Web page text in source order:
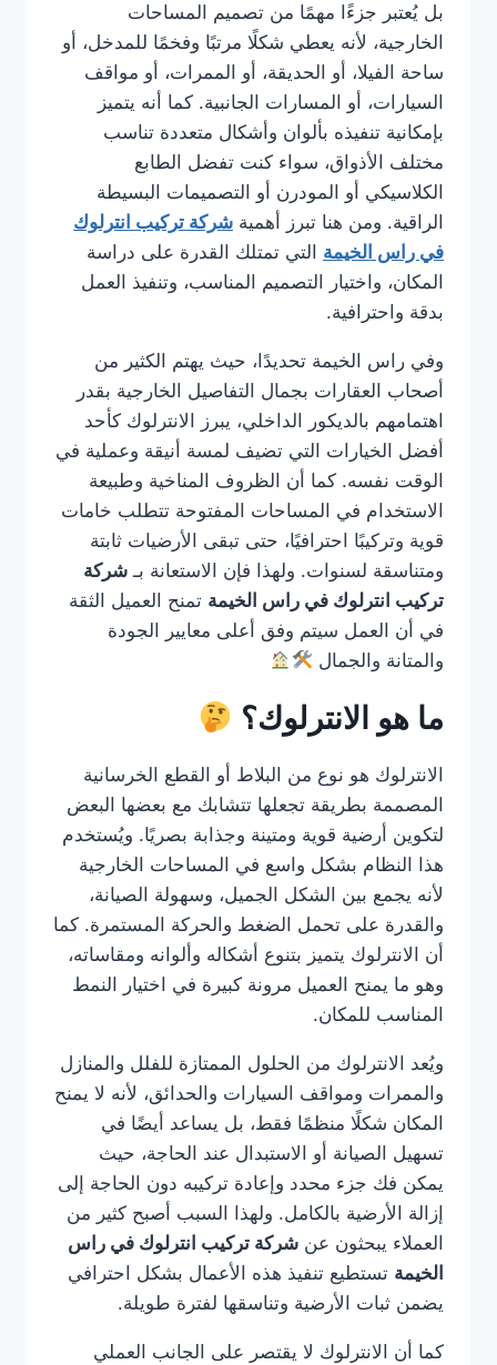
بل يُعتبر جزءًا مهمًا من تصميم المساحات
الخارجية، لأنه يعطي شكلًا مرتبًا وفخمًا للمدخل، أو
ساحة الفيلا، أو الحديقة، أو الممرات، أو مواقف
السيارات، أو المسارات الجانبية. كما أنه يتميز
بإمكانية تنفيذه بألوان وأشكال متعددة تناسب
مختلف الأذواق، سواء كنت تفضل الطابع
الكلاسيكي أو المودرن أو التصميمات البسيطة
الراقية. ومن هنا تبرز أهمية شركة تركيب انترلوك
في راس الخيمة التي تمتلك القدرة على دراسة
المكان، واختيار التصميم المناسب، وتنفيذ العمل
بدقة واحترافية.
وفي راس الخيمة تحديدًا، حيث يهتم الكثير من
أصحاب العقارات بجمال التفاصيل الخارجية بقدر
اهتمامهم بالديكور الداخلي، يبرز الانترلوك كأحد
أفضل الخيارات التي تضيف لمسة أنيقة وعملية في
الوقت نفسه. كما أن الظروف المناخية وطبيعة
الاستخدام في المساحات المفتوحة تتطلب خامات
قوية وتركيبًا احترافيًا، حتى تبقى الأرضيات ثابتة
ومتناسقة لسنوات. ولهذا فإن الاستعانة بـ شركة
تركيب انترلوك في راس الخيمة تمنح العميل الثقة
في أن العمل سيتم وفق أعلى معايير الجودة
والمتانة والجمال
ما هو الانترلوك؟
الانترلوك هو نوع من البلاط أو القطع الخرسانية
المصممة بطريقة تجعلها تتشابك مع بعضها البعض
لتكوين أرضية قوية ومتينة وجذابة بصريًا. ويُستخدم
هذا النظام بشكل واسع في المساحات الخارجية
لأنه يجمع بين الشكل الجميل، وسهولة الصيانة،
والقدرة على تحمل الضغط والحركة المستمرة. كما
أن الانترلوك يتميز بتنوع أشكاله وألوانه ومقاساته،
وهو ما يمنح العميل مرونة كبيرة في اختيار النمط
المناسب للمكان.
ويُعد الانترلوك من الحلول الممتازة للفلل والمنازل
والممرات ومواقف السيارات والحدائق، لأنه لا يمنح
المكان شكلًا منظمًا فقط، بل يساعد أيضًا في
تسهيل الصيانة أو الاستبدال عند الحاجة، حيث
يمكن فك جزء محدد وإعادة تركيبه دون الحاجة إلى
إزالة الأرضية بالكامل. ولهذا السبب أصبح كثير من
العملاء يبحثون عن شركة تركيب انترلوك في راس
الخيمة تستطيع تنفيذ هذه الأعمال بشكل احترافي
يضمن ثبات الأرضية وتناسقها لفترة طويلة.
كما أن الانترلوك لا يقتصر على الجانب العملي